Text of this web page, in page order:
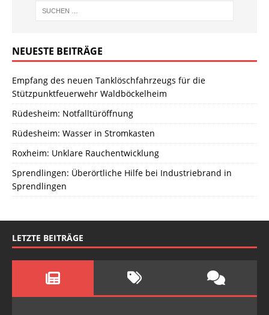
NEUESTE BEITRÄGE
Empfang des neuen Tanklöschfahrzeugs für die
Stützpunktfeuerwehr Waldböckelheim
Rüdesheim: Notfalltüröffnung
Rüdesheim: Wasser in Stromkasten
Roxheim: Unklare Rauchentwicklung
Sprendlingen: Überörtliche Hilfe bei Industriebrand in
Sprendlingen
LETZTE BEITRÄGE